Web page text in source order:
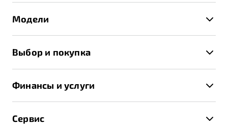
Модели
X70
Выбор и покупка
Записаться на тест-драйв
Финансы и услуги
Сервис